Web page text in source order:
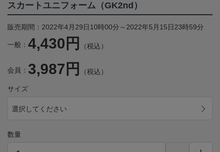
スカートユニフォーム（GK2nd）
販売期間：2022年4月29日10時00分～2022年5月15日23時59分
一般： 4,430円 （税込）
会員： 3,987円 （税込）
サイズ
選択してください
数量